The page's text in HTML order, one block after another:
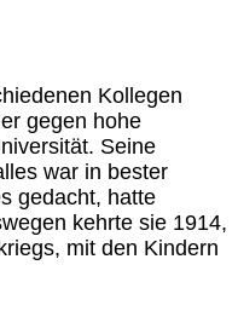
Kollegen
gegen hohe
Seine
war in bester
gedacht, hatte
kehrte sie 1914,
mit den Kindern